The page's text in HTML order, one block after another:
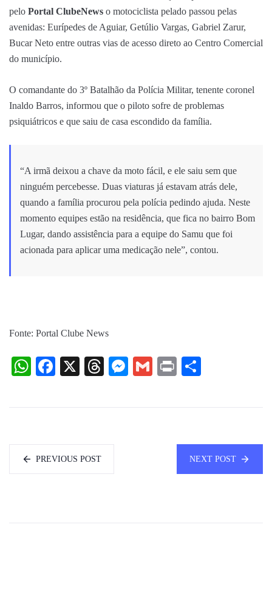
pelo Portal ClubeNews o motociclista pelado passou pelas
avenidas: Eurípedes de Aguiar, Getúlio Vargas, Gabriel Zarur,
Bucar Neto entre outras vias de acesso direto ao Centro Comercial
do município.
O comandante do 3º Batalhão da Polícia Militar, tenente coronel
Inaldo Barros, informou que o piloto sofre de problemas
psiquiátricos e que saiu de casa escondido da família.
“A irmã deixou a chave da moto fácil, e ele saiu sem que
ninguém percebesse. Duas viaturas já estavam atrás dele,
quando a família procurou pela polícia pedindo ajuda. Neste
momento equipes estão na residência, que fica no bairro Bom
Lugar, dando assistência para a equipe do Samu que foi
acionada para aplicar uma medicação nele”, contou.
Fonte: Portal Clube News
WhatsApp
Facebook
X Threads
Messenger
Gmail
Print
PREVIOUS POST NEXT POST